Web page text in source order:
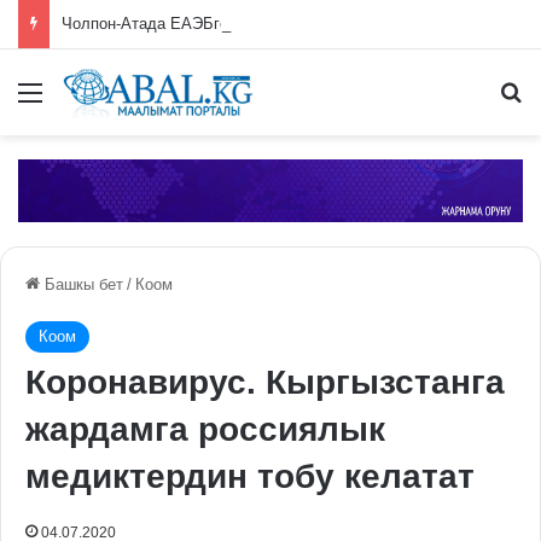
Меню
Башкы бет / Коом
Коом
Коронавирус. Кыргызстанга
жардамга россиялык
медиктердин тобу келатат
04.07.2020